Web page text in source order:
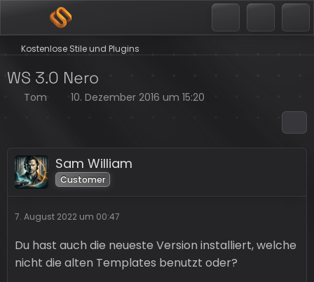
Kostenlose Stile und Plugins
WS 3.0 Nero
Tom 10. Dezember 2016 um 15:20
Sam William
Customer
7. August 2022 um 00:47
Du hast auch die neueste Version installiert, welche
nicht die alten Templates benutzt oder?